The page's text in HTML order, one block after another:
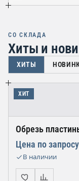
СО СКЛАДА
Хиты и
ХИТЫ
ХИТ
Обрезь
Цена по запросу
В наличии